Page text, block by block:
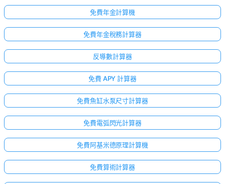
免費年金計算機
免費年金稅務計算器
反導數計算器
免費 APY 計算器
免費魚缸水泵尺寸計算器
免費電弧閃光計算器
免費阿基米德原理計算機
免費算術計算器